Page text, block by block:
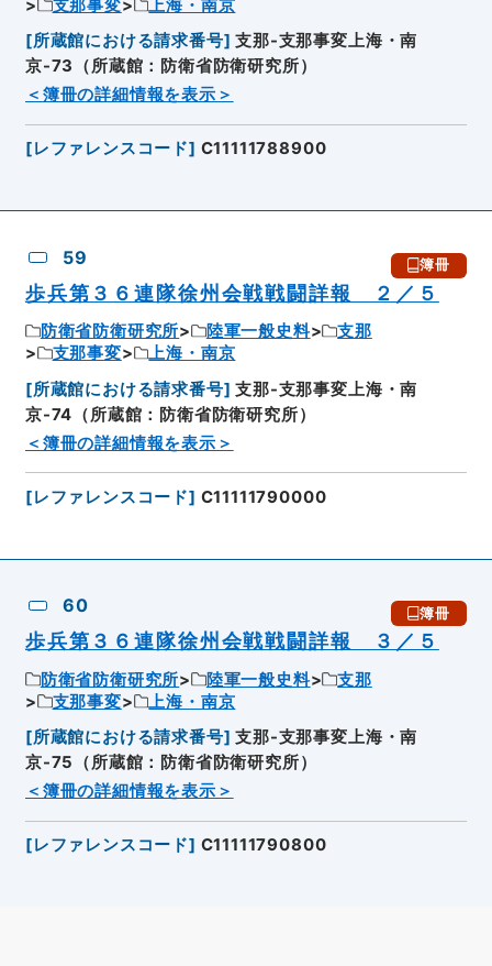
支那事変
上海・南京
[所蔵館における請求番号] 支那-支那事変上海・南
京-73（所蔵館：防衛省防衛研究所）
＜簿冊の詳細情報を表示＞
[レファレンスコード] C11111788900
59 簿冊
歩兵第３６連隊徐州会戦戦闘詳報 ２／５
防衛省防衛研究所 陸軍一般史料
支那
支那事変
上海・南京
[所蔵館における請求番号] 支那-支那事変上海・南
京-74（所蔵館：防衛省防衛研究所）
＜簿冊の詳細情報を表示＞
[レファレンスコード] C11111790000
60 簿冊
歩兵第３６連隊徐州会戦戦闘詳報 ３／５
防衛省防衛研究所 陸軍一般史料
支那
支那事変
上海・南京
[所蔵館における請求番号] 支那-支那事変上海・南
京-75（所蔵館：防衛省防衛研究所）
＜簿冊の詳細情報を表示＞
[レファレンスコード] C11111790800